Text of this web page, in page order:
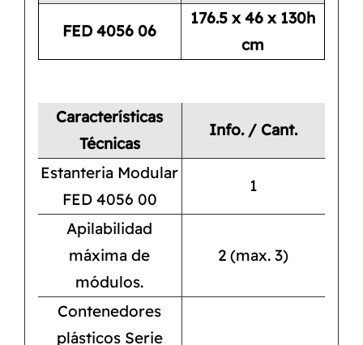
FED 4056 06
176.5 x 46 x 130h
cm
Características
Técnicas
Info. / Cant.
Estanteria Modular
FED 4056 00
1
Apilabilidad
máxima de
módulos.
2 (max. 3)
Contenedores
plásticos Serie